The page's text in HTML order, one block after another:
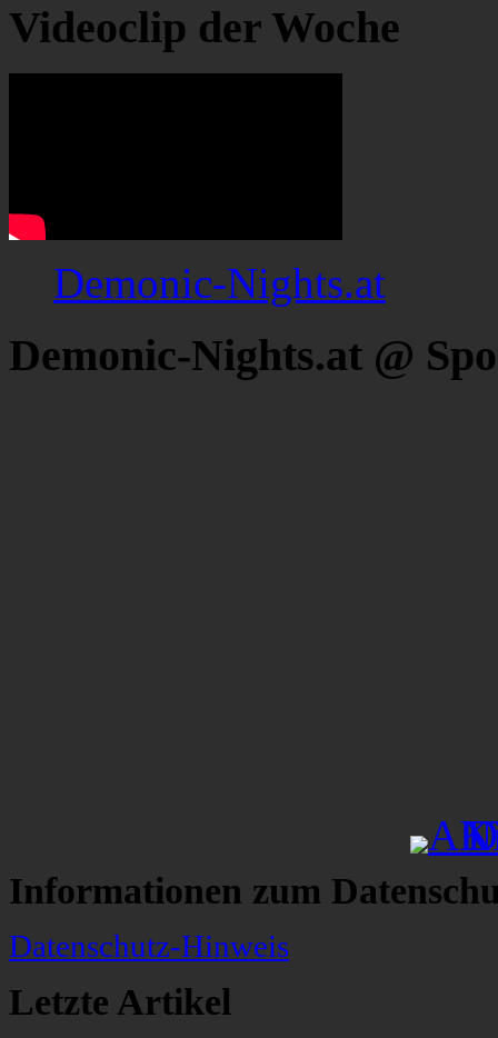
Videoclip der Woche
Demonic-Nights.at
Demonic-Nights.at @
Informationen zum
Datenschutz-Hinweis
Letzte Artikel